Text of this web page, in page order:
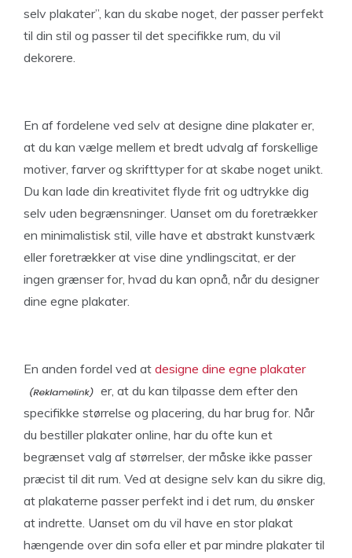
selv plakater”, kan du skabe noget, der passer perfekt
til din stil og passer til det specifikke rum, du vil
dekorere.
En af fordelene ved selv at designe dine plakater er,
at du kan vælge mellem et bredt udvalg af forskellige
motiver, farver og skrifttyper for at skabe noget unikt.
Du kan lade din kreativitet flyde frit og udtrykke dig
selv uden begrænsninger. Uanset om du foretrækker
en minimalistisk stil, ville have et abstrakt kunstværk
eller foretrækker at vise dine yndlingscitat, er der
ingen grænser for, hvad du kan opnå, når du designer
dine egne plakater.
En anden fordel ved at designe dine egne plakater
er, at du kan tilpasse dem efter den
specifikke størrelse og placering, du har brug for. Når
du bestiller plakater online, har du ofte kun et
begrænset valg af størrelser, der måske ikke passer
præcist til dit rum. Ved at designe selv kan du sikre dig,
at plakaterne passer perfekt ind i det rum, du ønsker
at indrette. Uanset om du vil have en stor plakat
hængende over din sofa eller et par mindre plakater til